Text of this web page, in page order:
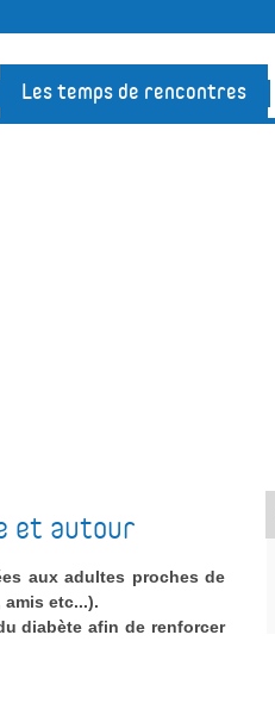
Les temps de rencontres
et autour
aux adultes proches de
etc...).
diabète afin de renforcer